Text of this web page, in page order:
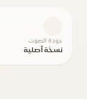
جودة الصوت
نسخة أصلية